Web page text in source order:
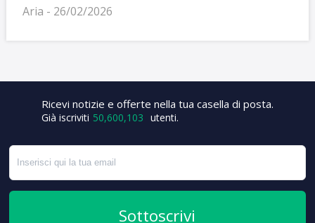
Aria - 26/02/2026
Ricevi notizie e offerte nella tua casella di posta.
Già iscriviti 50,600,103 utenti.
Sottoscrivi
+3